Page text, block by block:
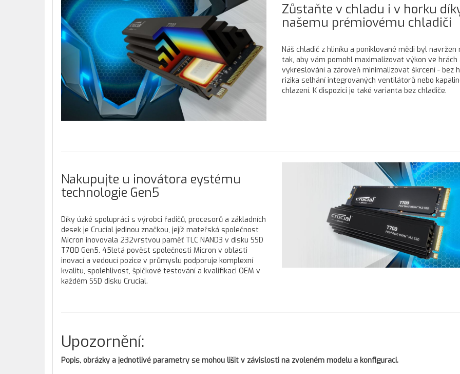
Zůstaňte v chladu i v horku
našemu prémiovému chladiči
Náš chladič z hliníku a poniklované mědi byl navržen
tak, aby vám pomohl maximalizovat výkon ve hrách
vykreslování a zároveň minimalizovat škrcení - bez
rizika selhání integrovaných ventilátorů nebo
chlazení. K dispozici je také varianta bez chladiče.
Nakupujte u inovátora eystému
technologie Gen5
Díky úzké spolupráci s výrobci řadičů, procesorů a základních
desek je Crucial jedinou značkou, jejíž mateřská společnost
Micron inovovala 232vrstvou paměť TLC NAND3 v disku SSD
T700 Gen5. 45letá pověst společnosti Micron v oblasti
inovací a vedoucí pozice v průmyslu podporuje komplexní
kvalitu, spolehlivost, špičkové testování a kvalifikaci OEM v
každém SSD disku Crucial.
Upozornění:
Popis, obrázky a jednotlivé parametry se mohou lišit v závislosti na zvoleném modelu a konfiguraci.